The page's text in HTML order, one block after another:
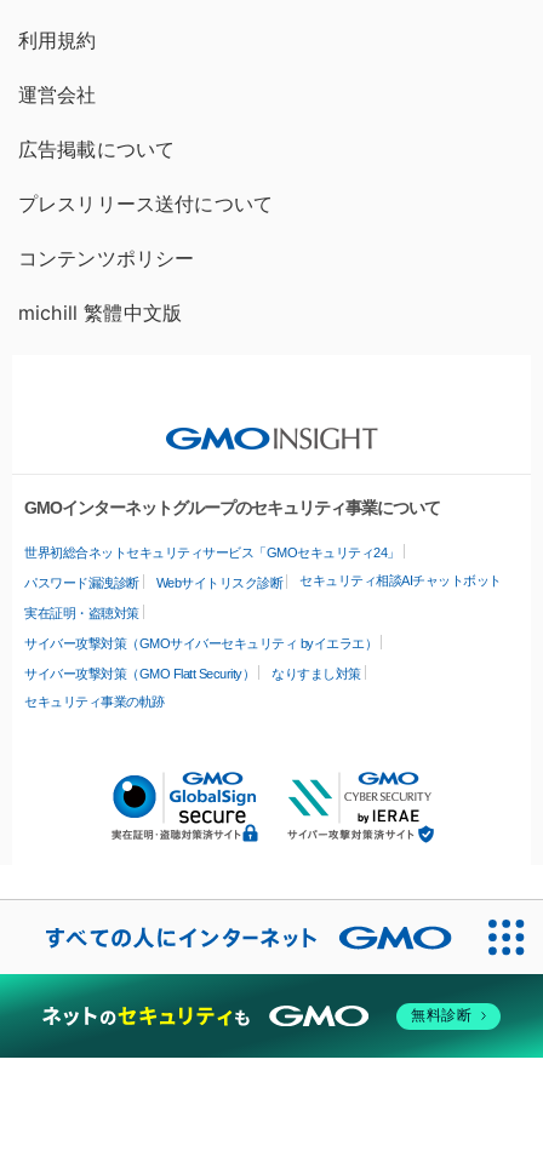
利用規約
運営会社
広告掲載について
プレスリリース送付について
コンテンツポリシー
michill 繁體中文版
GMOインターネットグループのセキュリティ事業について
世界初総合ネットセキュリティサービス「GMOセキュリティ24」
パスワード漏洩診断 Webサイトリスク診断 セキュリティ相談AIチャットボット
実在証明・盗聴対策
サイバー攻撃対策（GMOサイバーセキュリティ byイエラエ）
サイバー攻撃対策（GMO Flatt Security）
なりすまし対策
セキュリティ事業の軌跡
無料診断